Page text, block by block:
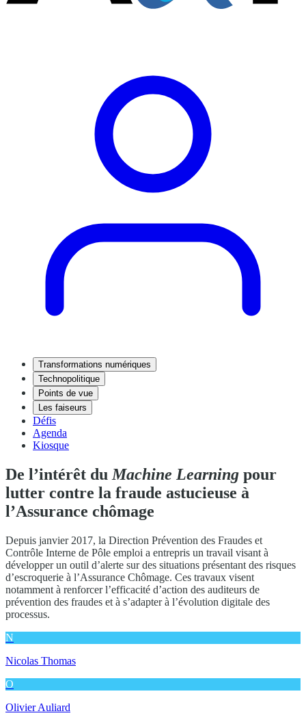
Transformations numériques
Technopolitique
Points de vue
Les faiseurs
Défis
Agenda
Kiosque
De l’intérêt du Machine Learning pour
lutter contre la fraude astucieuse à
l’Assurance chômage
Depuis janvier 2017, la Direction Prévention des Fraudes et
Contrôle Interne de Pôle emploi a entrepris un travail visant à
développer un outil d’alerte sur des situations présentant des risques
d’escroquerie à l’Assurance Chômage. Ces travaux visent
notamment à renforcer l’efficacité d’action des auditeurs de
prévention des fraudes et à s’adapter à l’évolution digitale des
processus.
N
Nicolas Thomas
O
Olivier Auliard